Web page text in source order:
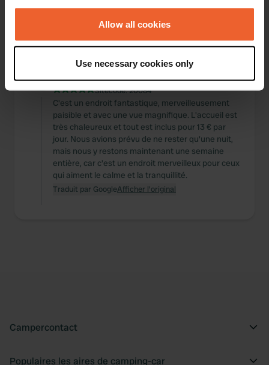
any time from the Cookie Declaration or by clicking on
the Privacy trigger icon.
Collect information about your geographical location
which can be accurate to within several meters
Identify your device by actively scanning it for
specific characteristics (fingerprinting)
Find out more about how your personal data is processed
and set your preferences in thedetails section.
We use cookies to personalise content and ads, to
provide social media features and to analyse our traffic.
Allow all cookies
Use necessary cookies only
Chronologie des activités
Tous Lieux Photos Avis
Sitecode:20084
C'est un endroit fantastique, merveilleusement
paisible et avec une vue magnifique. L'accueil est
très chaleureux et tout est inclus pour 13 € par
jour. Nous avions prévu de ne rester qu'une nuit,
mais nous y restons maintenant une semaine
entière, car c'est un endroit merveilleux pour ceux
qui aiment le calme et la tranquillité.
Traduit par GoogleAfficher l'original
Campercontact
Populaires les aires de camping-car